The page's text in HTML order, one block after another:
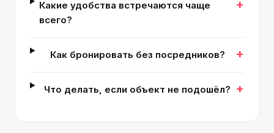
Какие удобства встречаются чаще
всего?
+
Как бронировать без посредников? +
Что делать, если объект не подошёл? +